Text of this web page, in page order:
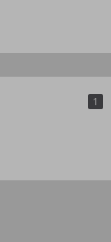
1